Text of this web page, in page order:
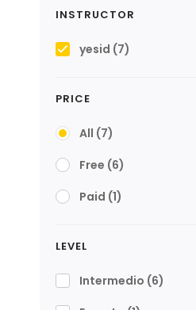
INSTRUCTOR
yesid (7)
PRICE
All (7)
Free (6)
Paid (1)
LEVEL
Intermedio (6)